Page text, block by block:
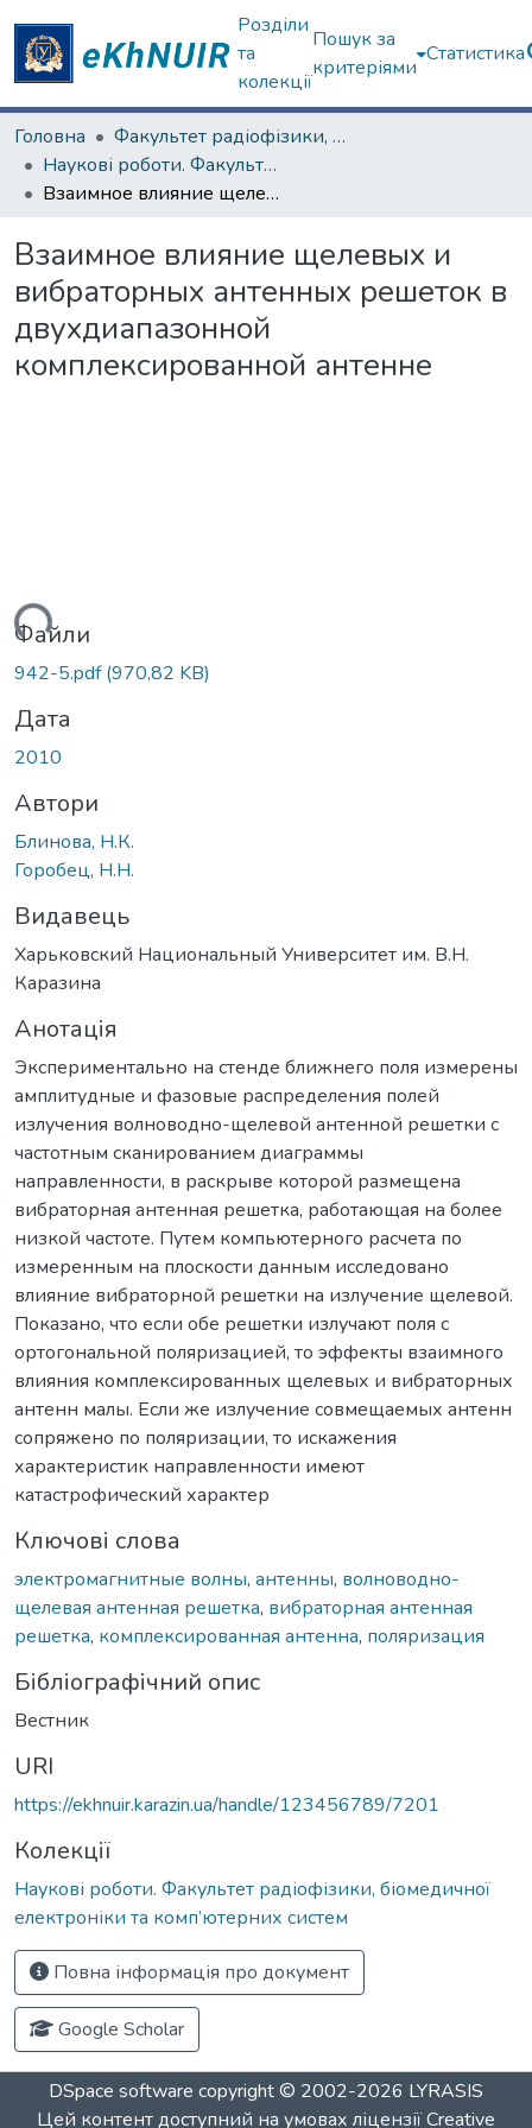
Розділи
та
колекції
Пошук за
критеріями
Статистика
Головна
Факультет радіофізики, біомедичної електроніки та комп’ютерних систем
Наукові роботи. Факультет радіофізики, біомедичної електроніки та комп’ютерних систем
Взаимное влияние щелевых и вибраторных антенных решеток в двухдиапазонной комплексированной антенне
Взаимное влияние щелевых и
вибраторных антенных решеток в
двухдиапазонной
комплексированной антенне
Файли
942-5.pdf(970,82 KB)
Дата
2010
Автори
Блинова, Н.К.
Горобец, Н.Н.
Видавець
Харьковский Национальный Университет им. В.Н.
Каразина
Анотація
Экспериментально на стенде ближнего поля измерены
амплитудные и фазовые распределения полей
излучения волноводно-щелевой антенной решетки с
частотным сканированием диаграммы
направленности, в раскрыве которой размещена
вибраторная антенная решетка, работающая на более
низкой частоте. Путем компьютерного расчета по
измеренным на плоскости данным исследовано
влияние вибраторной решетки на излучение щелевой.
Показано, что если обе решетки излучают поля с
ортогональной поляризацией, то эффекты взаимного
влияния комплексированных щелевых и вибраторных
антенн малы. Если же излучение совмещаемых антенн
сопряжено по поляризации, то искажения
характеристик направленности имеют
катастрофический характер
Ключові слова
электромагнитные волны, антенны, волноводно-
щелевая антенная решетка, вибраторная антенная
решетка, комплексированная антенна, поляризация
Бібліографічний опис
Вестник
URI
https://ekhnuir.karazin.ua/handle/123456789/7201
Колекції
Наукові роботи. Факультет радіофізики, біомедичної
електроніки та комп’ютерних систем
Повна інформація про документ
Google Scholar
DSpace software copyright © 2002-2026 LYRASIS
Цей контент доступний на умовах ліцензіїCreative